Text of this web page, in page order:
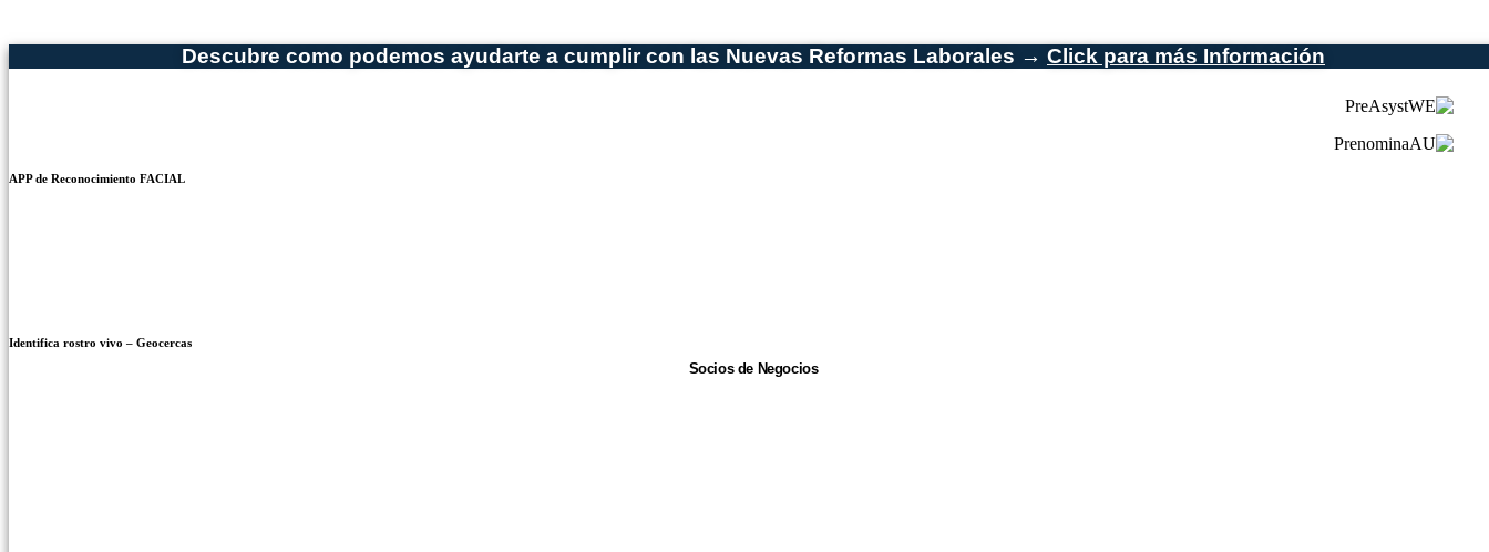
Descubre como podemos ayudarte a cumplir con las Nuevas Reformas Laborales → Click para más Información
APP de Reconocimiento FACIAL
Identifica rostro vivo – Geocercas
Socios de Negocios